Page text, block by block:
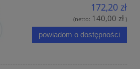
172,20 zł
(netto: 140,00 zł )
powiadom o dostępności